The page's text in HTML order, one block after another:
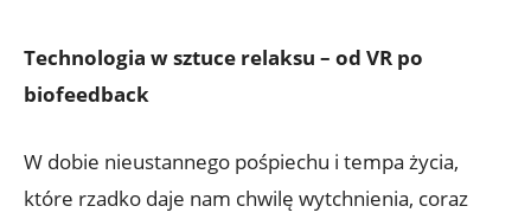
Technologia w sztuce relaksu – od VR po
biofeedback
W dobie nieustannego pośpiechu i tempa życia,
które rzadko daje nam chwilę wytchnienia, coraz